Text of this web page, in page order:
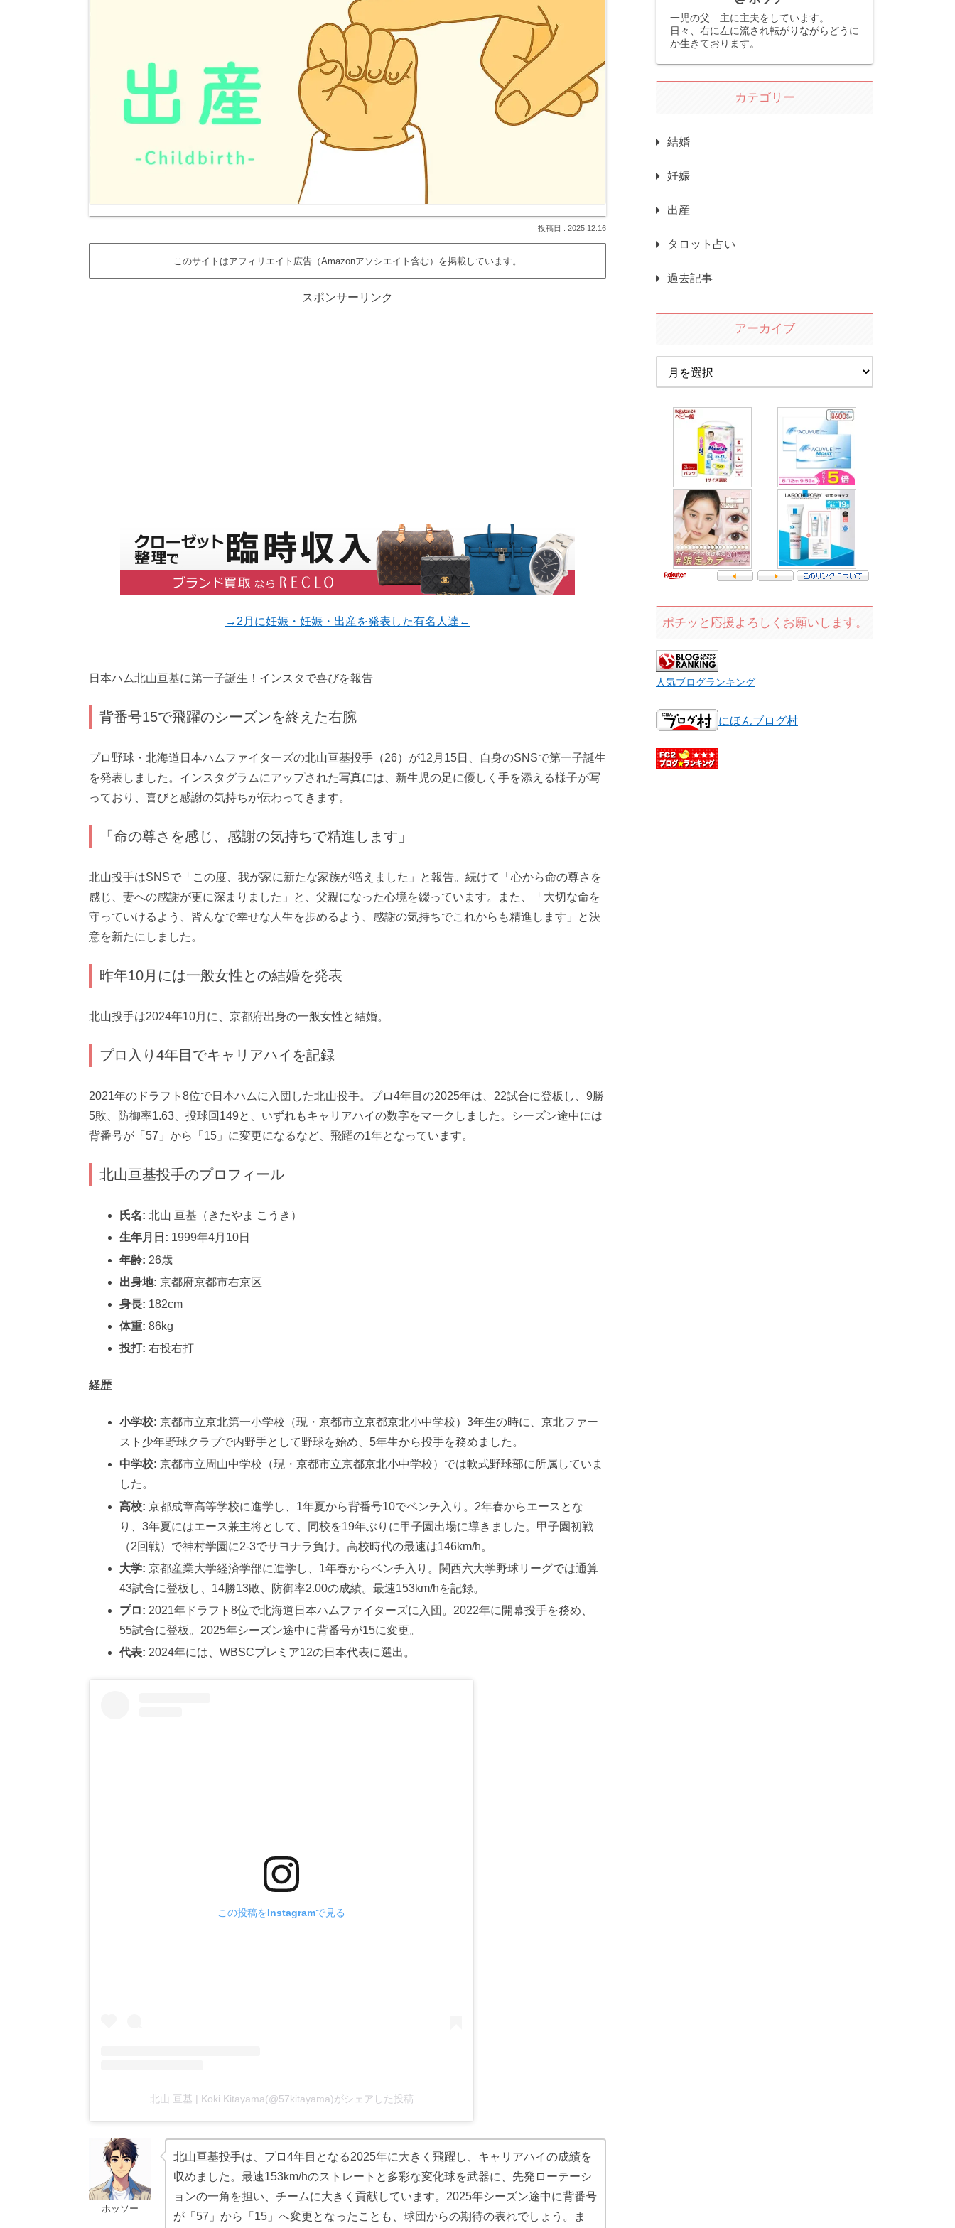
2025.12.16
このサイトはアフィリエイト広告（Amazonアソシエイト含む）を掲載しています。
スポンサーリンク
→2月に妊娠・妊娠・出産を発表した有名人達←
日本ハム北山亘基に第一子誕生！インスタで喜びを報告
背番号15で飛躍のシーズンを終えた右腕
プロ野球・北海道日本ハムファイターズの北山亘基投手（26）が12月15日、自身のSNSで第一子誕生
を発表しました。インスタグラムにアップされた写真には、新生児の足に優しく手を添える様子が写
っており、喜びと感謝の気持ちが伝わってきます。
「命の尊さを感じ、感謝の気持ちで精進します」
北山投手はSNSで「この度、我が家に新たな家族が増えました」と報告。続けて「心から命の尊さを
感じ、妻への感謝が更に深まりました」と、父親になった心境を綴っています。また、「大切な命を
守っていけるよう、皆んなで幸せな人生を歩めるよう、感謝の気持ちでこれからも精進します」と決
意を新たにしました。
昨年10月には一般女性との結婚を発表
北山投手は2024年10月に、京都府出身の一般女性と結婚。
プロ入り4年目でキャリアハイを記録
2021年のドラフト8位で日本ハムに入団した北山投手。プロ4年目の2025年は、22試合に登板し、9勝
5敗、防御率1.63、投球回149と、いずれもキャリアハイの数字をマークしました。シーズン途中には
背番号が「57」から「15」に変更になるなど、飛躍の1年となっています。
北山亘基投手のプロフィール
氏名: 北山 亘基（きたやま こうき）
生年月日: 1999年4月10日
年齢: 26歳
出身地: 京都府京都市右京区
身長: 182cm
体重: 86kg
投打: 右投右打
経歴
小学校: 京都市立京北第一小学校（現・京都市立京都京北小中学校）3年生の時に、京北ファー
スト少年野球クラブで内野手として野球を始め、5年生から投手を務めました。
中学校: 京都市立周山中学校（現・京都市立京都京北小中学校）では軟式野球部に所属していま
した。
高校: 京都成章高等学校に進学し、1年夏から背番号10でベンチ入り。2年春からエースとな
り、3年夏にはエース兼主将として、同校を19年ぶりに甲子園出場に導きました。甲子園初戦
（2回戦）で神村学園に2-3でサヨナラ負け。高校時代の最速は146km/h。
大学: 京都産業大学経済学部に進学し、1年春からベンチ入り。関西六大学野球リーグでは通算
43試合に登板し、14勝13敗、防御率2.00の成績。最速153km/hを記録。
プロ: 2021年ドラフト8位で北海道日本ハムファイターズに入団。2022年に開幕投手を務め、
55試合に登板。2025年シーズン途中に背番号が15に変更。
代表: 2024年には、WBSCプレミア12の日本代表に選出。
この投稿をInstagramで見る
北山 亘基 | Koki Kitayama(@57kitayama)がシェアした投稿
ホッソー
北山亘基投手は、プロ4年目となる2025年に大きく飛躍し、キャリアハイの成績を
収めました。最速153km/hのストレートと多彩な変化球を武器に、先発ローテーシ
ョンの一角を担い、チームに大きく貢献しています。2025年シーズン途中に背番号
が「57」から「15」へ変更となったことも、球団からの期待の表れでしょう。ま
一児の父 主に主夫をしています。
日々、右に左に流され転がりながらどうに
か生きております。
カテゴリー
結婚
妊娠
出産
タロット占い
過去記事
アーカイブ
ポチッと応援よろしくお願いします。
人気ブログランキング
にほんブログ村